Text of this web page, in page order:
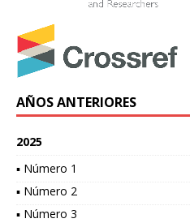
AÑOS ANTERIORES
2025
▪ Número 1
▪ Número 2
▪ Número 3